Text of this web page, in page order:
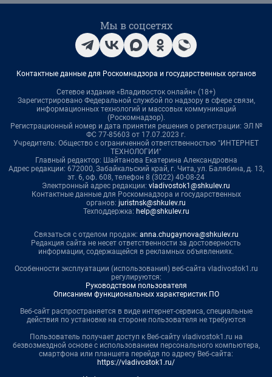
Мы в соцсетях
Контактные данные для Роскомнадзора и государственных органов
Сетевое издание «Владивосток онлайн» (18+)
Зарегистрировано Федеральной службой по надзору в сфере связи,
информационных технологий и массовых коммуникаций
(Роскомнадзор).
Регистрационный номер и дата принятия решения о регистрации: ЭЛ №
ФС 77-85603 от 17.07.2023 г.
Учредитель: Общество с ограниченной ответственностью "ИНТЕРНЕТ
ТЕХНОЛОГИИ"
Главный редактор: Шайтанова Екатерина Александровна
Адрес редакции: 672000, Забайкальский край, г. Чита, ул. Балябина, д. 13,
эт. 6, оф. 608, телефон 8 (3022) 40-08-24
Электронный адрес редакции: vladivostok1@shkulev.ru
Контактные данные для Роскомнадзора и государственных
органов: juristnsk@shkulev.ru
Техподдержка: help@shkulev.ru
Связаться с отделом продаж: anna.chugaynova@shkulev.ru
Редакция сайта не несет ответственности за достоверность
информации, содержащейся в рекламных объявлениях.
Особенности эксплуатации (использования) веб-сайта vladivostok1.ru
регулируются:
Руководством пользователя
Описанием функциональных характеристик ПО
Веб-сайт распространяется в виде интернет-сервиса, специальные
действия по установке на стороне пользователя не требуются
Пользователь получает доступ к Веб-сайту vladivostok1.ru на
безвозмездной основе с использованием персонального компьютера,
смартфона или планшета перейдя по адресу Веб-сайта:
https://vladivostok1.ru/